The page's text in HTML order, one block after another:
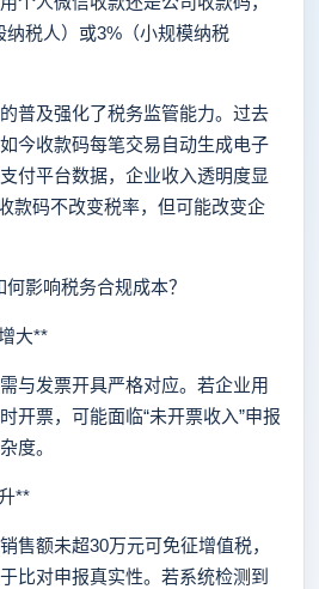
税人）或3%（小规模纳税
及强化了税务监管能力。过去
今收款码每笔交易自动生成电子
付平台数据，企业收入透明度显
款码不改变税率，但可能改变企
影响税务合规成本？
大**
发票开具严格对应。若企业用
开票，可能面临“未开票收入”申报
度。
**
额未超30万元可免征增值税，
比对申报真实性。若系统检测到